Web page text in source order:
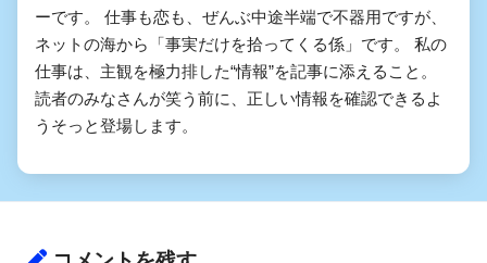
ーです。 仕事も恋も、ぜんぶ中途半端で不器用ですが、
ネットの海から「事実だけを拾ってくる係」です。 私の
仕事は、主観を極力排した“情報”を記事に添えること。
読者のみなさんが笑う前に、正しい情報を確認できるよ
うそっと登場します。